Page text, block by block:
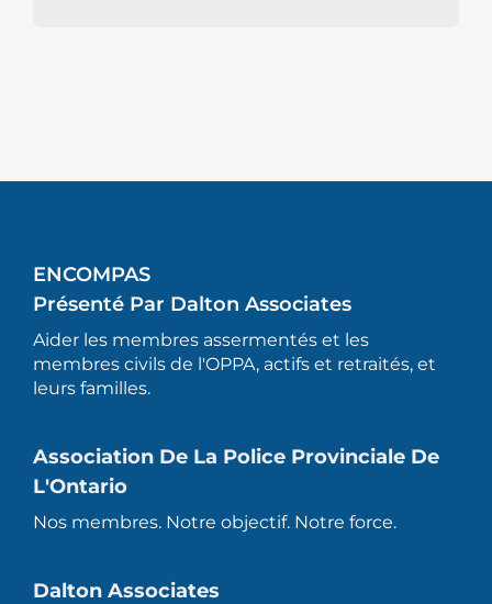
ENCOMPAS
Présenté Par Dalton Associates
Aider les membres assermentés et les
membres civils de l'OPPA, actifs et retraités, et
leurs familles.
Association De La Police Provinciale De
L'Ontario
Nos membres. Notre objectif. Notre force.
Dalton Associates